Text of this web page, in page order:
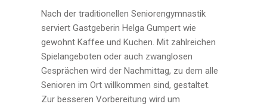
Nach der traditionellen Seniorengymnastik
serviert Gastgeberin Helga Gumpert wie
gewohnt Kaffee und Kuchen. Mit zahlreichen
Spielangeboten oder auch zwanglosen
Gesprächen wird der Nachmittag, zu dem alle
Senioren im Ort willkommen sind, gestaltet.
Zur besseren Vorbereitung wird um